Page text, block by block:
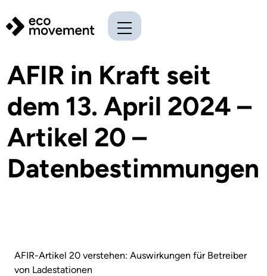
AFIR in Kraft seit
dem 13. April 2024 –
Artikel 20 –
Datenbestimmungen
AFIR-Artikel 20 verstehen: Auswirkungen für Betreiber
von Ladestationen